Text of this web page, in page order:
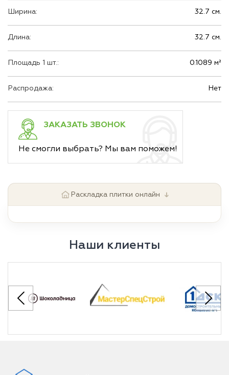
Ширина: 32.7 см.
Длина: 32.7 см.
Площадь 1 шт.: 0.1089 м²
Распродажа: Нет
ЗАКАЗАТЬ ЗВОНОК
Не смогли выбрать? Мы вам поможем!
Раскладка плитки онлайн ↓
Наши клиенты